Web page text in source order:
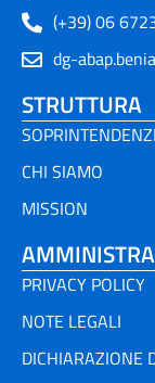
(+39) 06
dg-
STRUTTURA
CHI SIAMO
MISSION
PRIVACY POLICY
NOTE LEGALI
DICHIARAZIONE